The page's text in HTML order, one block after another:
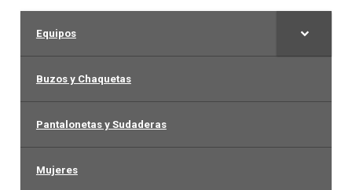
Equipos
Buzos y Chaquetas
Pantalonetas y Sudaderas
Mujeres